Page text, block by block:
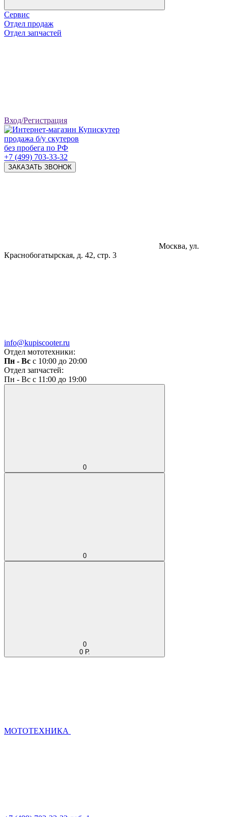
Сервис
Отдел продаж
Отдел запчастей
Вход/Регистрация
продажа б/у скутеров
без пробега по РФ
+7 (499) 703-33-32
ЗАКАЗАТЬ ЗВОНОК
Москва, ул.
Краснобогатырская, д. 42, стр. 3
info@kupiscooter.ru
Отдел мототехники:
Пн - Вс с 10:00 до 20:00
Отдел запчастей:
Пн - Вс с 11:00 до 19:00
0
0
0
0 Р.
МОТОТЕХНИКА